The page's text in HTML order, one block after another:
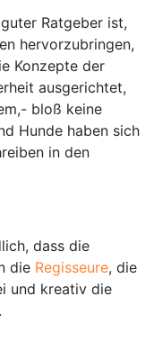
Ratgeber ist,
hervorzubringen,
Konzepte der
ausgerichtet,
bloß keine
Hunde haben sich
in den
dass die
die Regisseure, die
und kreativ die